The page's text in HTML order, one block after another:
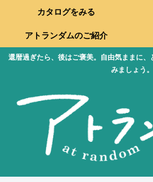
還暦過ぎたら、後はご褒美。自由気ままに
みましょう。
カタログをみる
アトランダムのご紹介